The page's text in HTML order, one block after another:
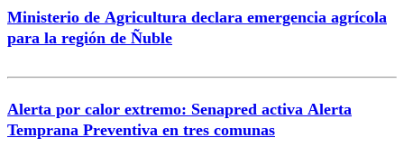
Ministerio de Agricultura declara emergencia agrícola
para la región de Ñuble
Alerta por calor extremo: Senapred activa Alerta
Temprana Preventiva en tres comunas